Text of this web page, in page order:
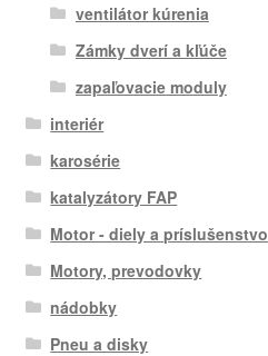
ventilátor kúrenia
Zámky dverí a kľúče
zapaľovacie moduly
interiér
karosérie
katalyzátory FAP
Motor - diely a príslušenstvo
Motory, prevodovky
nádobky
Pneu a disky